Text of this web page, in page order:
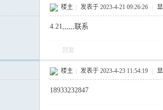
楼主 发表于 2023-4-21 09:26:26
4.21,,,,,,联系
回复
楼主 发表于 2023-4-23 11:54:19
18933232847